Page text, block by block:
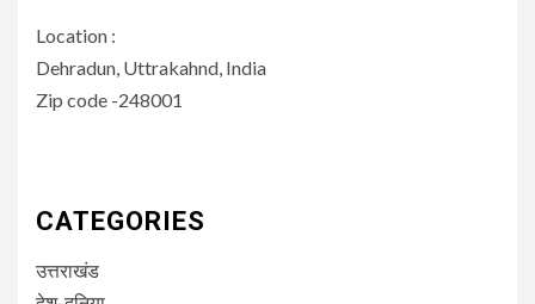
Location :
Dehradun, Uttrakahnd, India
Zip code -248001
CATEGORIES
उत्तराखंड